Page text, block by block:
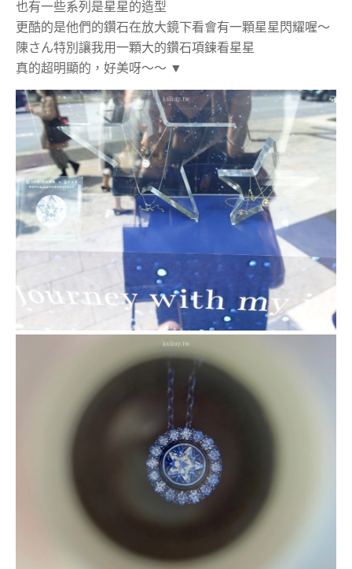
也有一些系列是星星的造型
更酷的是他們的鑽石在放大鏡下看會有一顆星星閃耀喔～
陳さん特別讓我用一顆大的鑽石項鍊看星星
真的超明顯的，好美呀～～ ▼